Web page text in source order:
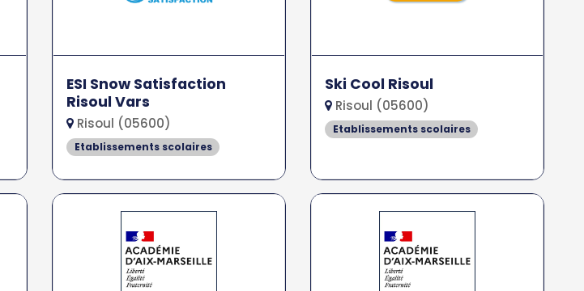
ESI Snow Satisfaction
Risoul Vars
Risoul (05600)
Etablissements scolaires
Ski Cool Risoul
Risoul (05600)
Etablissements scolaires